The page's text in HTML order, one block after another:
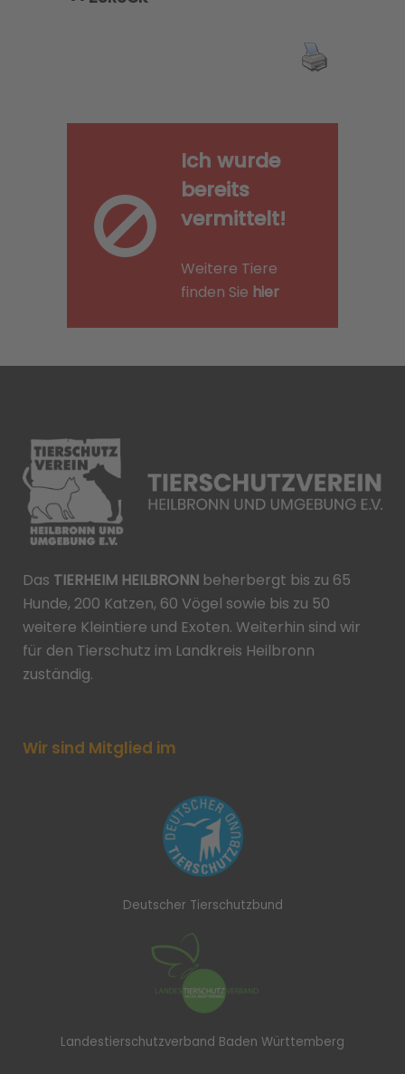
Ich wurde
bereits
vermittelt!
Weitere Tiere
finden Sie hier
Das TIERHEIM HEILBRONN beherbergt bis zu 65
Hunde, 200 Katzen, 60 Vögel sowie bis zu 50
weitere Kleintiere und Exoten. Weiterhin sind wir
für den Tierschutz im Landkreis Heilbronn
zuständig.
Wir sind Mitglied im
Deutscher Tierschutzbund
Landestierschutzverband Baden Württemberg